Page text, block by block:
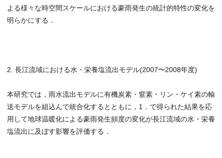
よる様々な時空間スケールにおける豪雨発生の統計的特性の変化を
明らかにする．
2. 長江流域における水・栄養塩流出モデル(2007〜2008年度)
本研究では，雨水流出モデルに有機炭素・窒素・リン・ケイ素の輸
送モデルを組込んで統合化するとともに，1．で得られた結果を応
用して地球温暖化による豪雨発生頻度の変化が長江流域の水・栄養
塩流出に及ぼす影響を評価する．